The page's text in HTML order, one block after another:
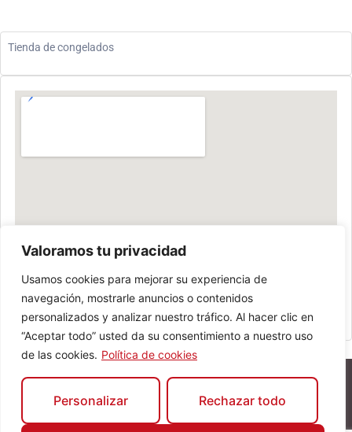
Valoramos tu privacidad
Usamos cookies para mejorar su experiencia de
navegación, mostrarle anuncios o contenidos
personalizados y analizar nuestro tráfico. Al hacer clic en
“Aceptar todo” usted da su consentimiento a nuestro uso
de las cookies. Política de cookies
Personalizar Rechazar todo
Tienda de congelados